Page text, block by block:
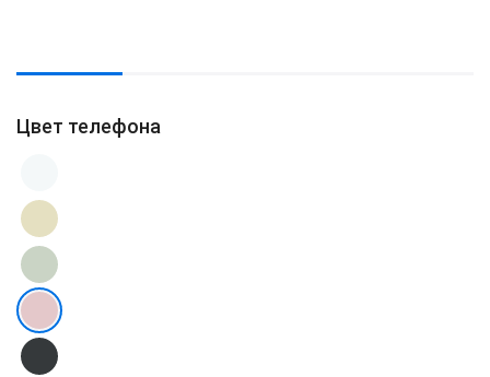
Цвет телефона